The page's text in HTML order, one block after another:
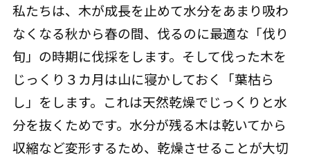
私たちは、木が成長を止めて水分をあまり吸わ
なくなる秋から春の間、伐るのに最適な「伐り
旬」の時期に伐採をします。そして伐った木を
じっくり３カ月は山に寝かしておく「葉枯ら
し」をします。これは天然乾燥でじっくりと水
分を抜くためです。水分が残る木は乾いてから
収縮など変形するため、乾燥させることが大切